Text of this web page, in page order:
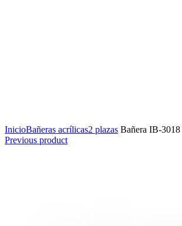
InicioBañeras acrílicas2 plazas Bañera IB-3018
Previous product